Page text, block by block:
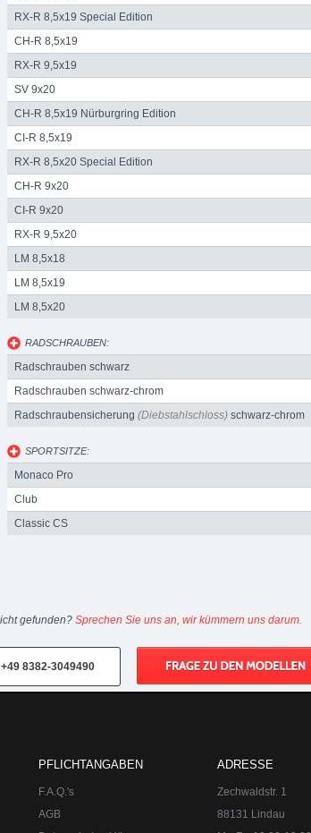
RX-R 8,5x19 Special Edition
CH-R 8,5x19
RX-R 9,5x19
SV 9x20
CH-R 8,5x19 Nürburgring Edition
CI-R 8,5x19
RX-R 8,5x20 Special Edition
CH-R 9x20
CI-R 9x20
RX-R 9,5x20
LM 8,5x18
LM 8,5x19
LM 8,5x20
RADSCHRAUBEN:
Radschrauben schwarz
Radschrauben schwarz-chrom
Radschraubensicherung (Diebstahlschloss) schwarz-chrom
SPORTSITZE:
Monaco Pro
Club
Classic CS
gefunden? Sprechen Sie uns an, wir kümmern uns darum.
+49 8382-3049490
PFLICHTANGABEN
F.A.Q.'s
AGB
ADRESSE
Zechwaldstr. 1
88131 Lindau